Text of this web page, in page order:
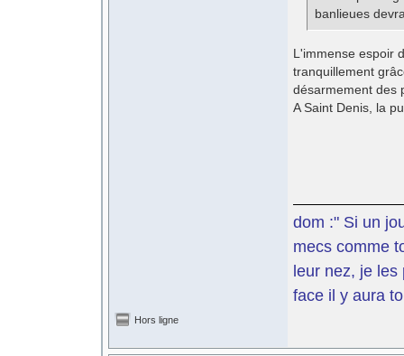
banlieues
L'immense espoir
tranquillement
désarmement des
A Saint Denis, la
dom :" Si un
mecs comme
leur nez, je les
face il y aura
Hors ligne